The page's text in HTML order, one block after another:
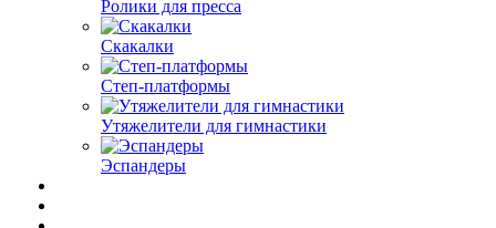
Ролики для пресса
Скакалки
Степ-платформы
Утяжелители для гимнастики
Эспандеры